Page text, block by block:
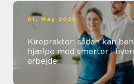
01. May 2026
Kiropraktor: sådan kan
hjælpe mod smerter i
arbejde